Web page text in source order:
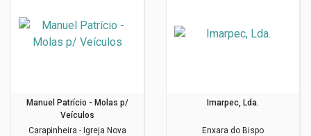
Manuel Patrício - Molas p/
Veículos
Carapinheira - Igreja Nova
Imarpec, Lda.
Enxara do Bispo